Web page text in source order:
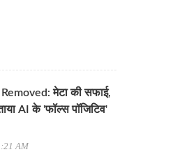
मेटा की सफाई,
AI के 'फॉल्स पॉजिटिव'
AM